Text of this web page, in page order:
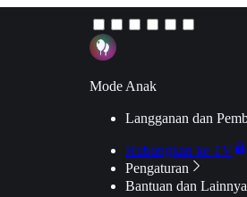
Mode Anak
Langganan dan
Hubungkan ke TV
Pengaturan
Bantuan dan Lainnya